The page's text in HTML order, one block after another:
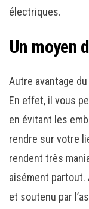
électriques.
Un moyen
Autre avantage
En effet, il vous
en évitant les
rendre sur votre
rendent très
aisément
et soutenu par